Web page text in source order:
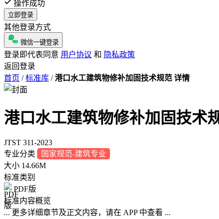
操作成功
立即登录
其他登录方式
微信一键登录
登录即代表同意 用户协议 和 隐私政策
返回登录
首页 / 标准库 / 港口水工建筑物修补加固技术规范 详情
港口水工建筑物修补加固技术
JTST 311-2023
专业分类
国家规范-建筑专业
大小 14.66M
标准类别
PDF版
标准内容概览
... 更多详细章节及正文内容，请在 APP 中查看 ...